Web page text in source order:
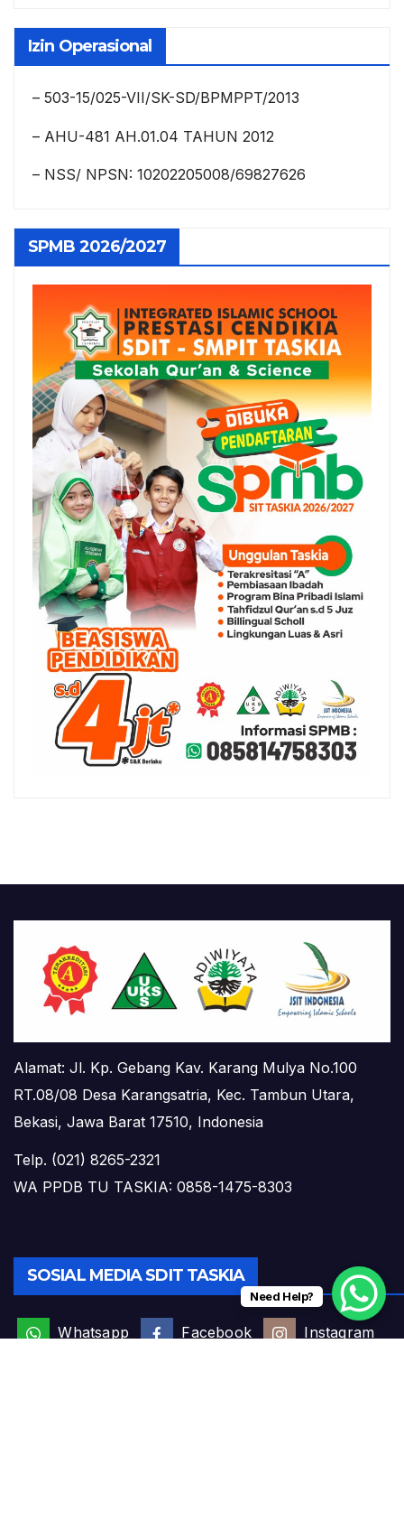
Izin Operasional
– 503-15/025-VII/SK-SD/BPMPPT/2013
– AHU-481 AH.01.04 TAHUN 2012
– NSS/ NPSN: 10202205008/69827626
SPMB 2026/2027
Alamat: Jl. Kp. Gebang Kav. Karang Mulya No.100
RT.08/08 Desa Karangsatria, Kec. Tambun Utara,
Bekasi, Jawa Barat 17510, Indonesia
Telp. (021) 8265-2321
WA PPDB TU TASKIA: 0858-1475-8303
SOSIAL MEDIA SDIT TASKIA
Whatsapp Facebook Instagram
Need Help?